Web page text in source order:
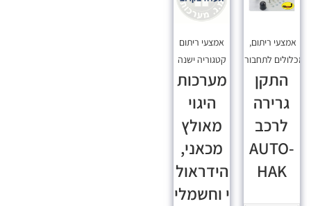
אמצעי ריתום,
מכלולים לתחבורה
התקן
גרירה
לרכב
AUTO-
HAK
אמצעי ריתום
קטגוריה ישנה
מערכות
היגוי
מאולץ
מכאני,
הידראול
י וחשמלי